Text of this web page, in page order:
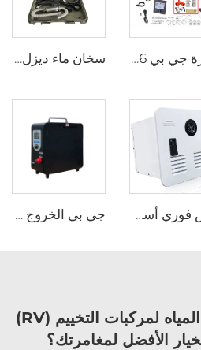
حرارة جي بي 6 كيلوواط 12 فولت LPG غاز كومبي 110 فولت 220 فولت هواء وماء ساخن مماثل لترما كومبي 6e سخان ماء ديزل هوائي عالمي 2kw كل شيء في واحد 12V و 24V سخان هوائي ديزل للوقوف خيمة محمولة سخان ديزل للتخييم
دوش فوري أسود أبيض باب ومشغل عن بعد RV سخان مياه غازي بدون خزان جي بي الخروج التخييم Rv الجملة المحمولة التصميم الجذاب البروبان مضخة الحرارة بدون خزان غاز سخان الماء
ما الذي يجعل سخان المياه لمركبات التخييم (RV)